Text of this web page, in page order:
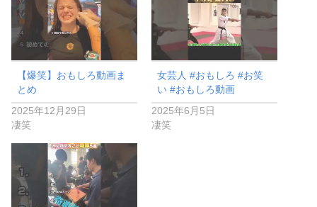
【爆笑】おもしろ動画ま
とめ
2025年12月29日
凄笑
女芸人 #おもしろ #お笑
い #おもしろ動画
2025年6月5日
凄笑